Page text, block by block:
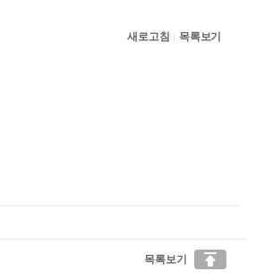
새로고침 | 목록보기
목록보기 